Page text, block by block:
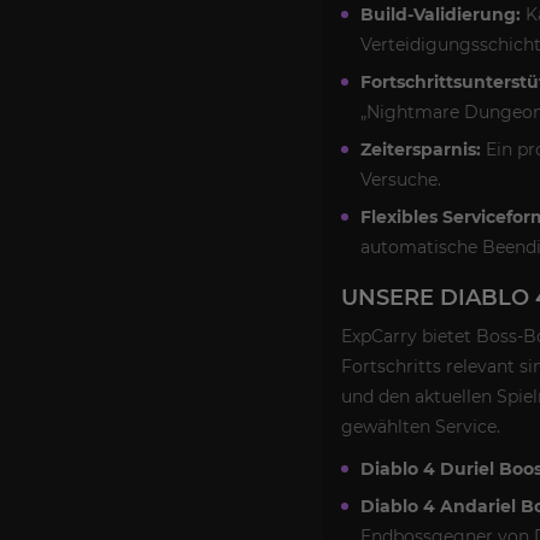
Build-Validierung:
„Nightmare
Zeitersparnis: Ein
Versuche.
Flexibles
automatische
UNSERE DIABLO
ExpCarry bietet Boss-
Fortschritts relevant
und den aktuellen
gewählten Service.
Diablo 4 Duriel
Diablo 4 Andariel